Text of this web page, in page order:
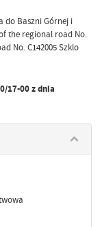
do Baszni Górnej i
the regional road No.
No. C142005 Szklo
17-00 z dnia